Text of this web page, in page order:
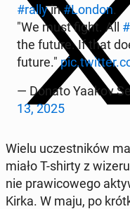
#rallyin#London.
"We must fight. All
the future. If that
future."
— Donato Yaakov
13, 2025
Wielu uczest­ni­ków
miało T-shirty z
nie pra­wi­co­we­go
Kirka. W maju, po